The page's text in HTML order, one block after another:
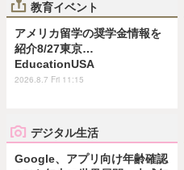
教育イベント
アメリカ留学の奨学金情報を
紹介8/27東京…
EducationUSA
2026.8.7 Fri 11:15
デジタル生活
Google、アプリ向け年齢確認